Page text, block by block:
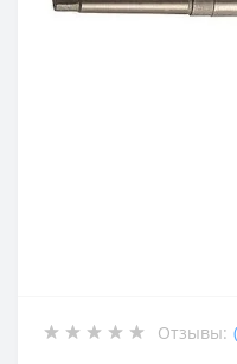
Отзывы: